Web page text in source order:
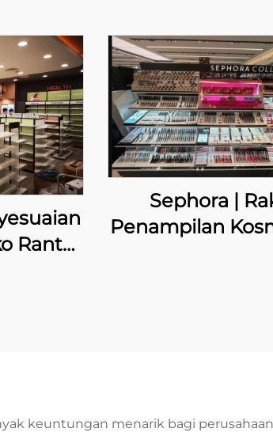
Rantai
Sephora |
Penampilan
keuntungan menarik bagi